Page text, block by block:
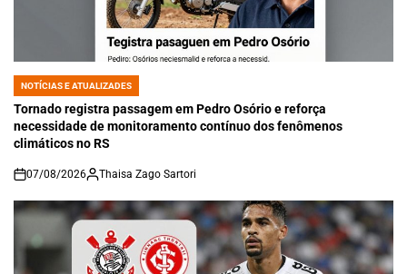
POSTED
IN
NOTÍCIAS E ATUALIZADES
Tornado registra passagem em Pedro Osório e reforça
necessidade de monitoramento contínuo dos fenômenos
climáticos no RS
on
07/08/2026 Thaisa Zago Sartori